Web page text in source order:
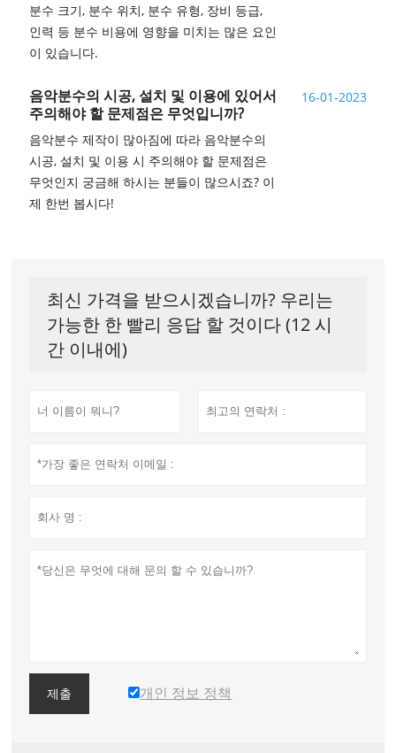
분수 크기, 분수 위치, 분수 유형, 장비 등급,
인력 등 분수 비용에 영향을 미치는 많은 요인
이 있습니다.
음악분수의 시공, 설치 및 이용에 있어서
주의해야 할 문제점은 무엇입니까?
음악분수 제작이 많아짐에 따라 음악분수의
시공, 설치 및 이용 시 주의해야 할 문제점은
무엇인지 궁금해 하시는 분들이 많으시죠? 이
제 한번 봅시다!
16-01-2023
최신 가격을 받으시겠습니까? 우리는
가능한 한 빨리 응답 할 것이다 (12 시
간 이내에)
제출 개인 정보 정책